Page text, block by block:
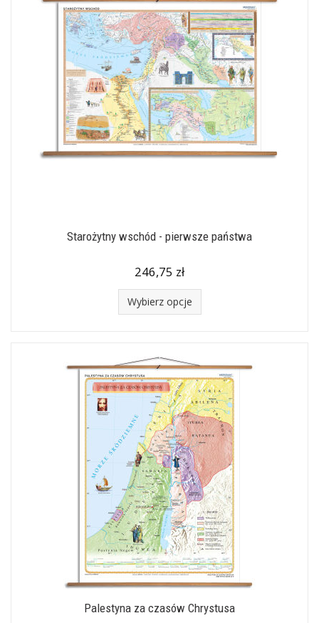
Starożytny wschód - pierwsze państwa
246,75 zł
Wybierz opcje
Palestyna za czasów Chrystusa